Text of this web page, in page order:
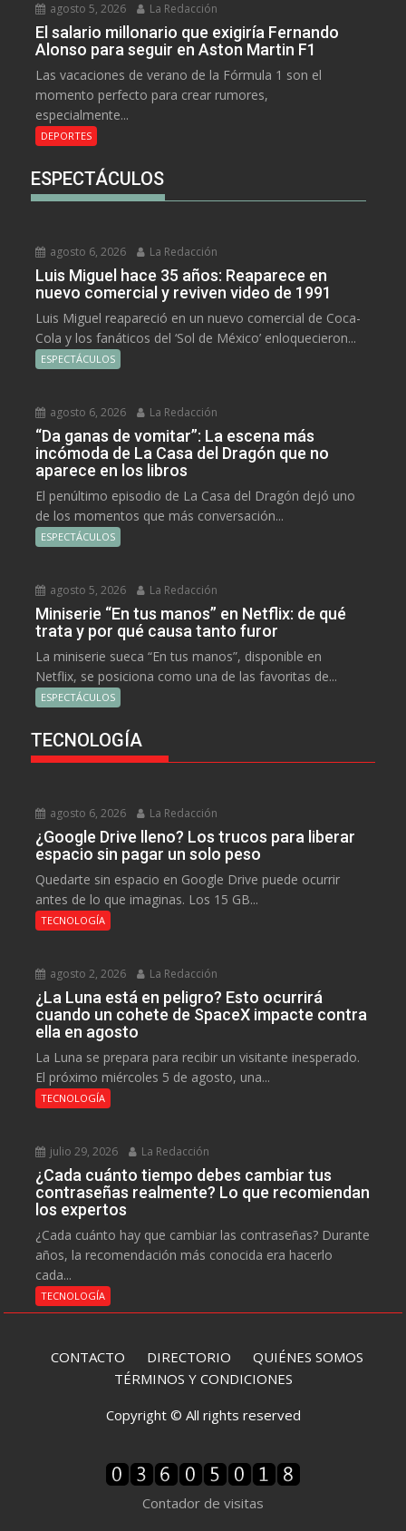
agosto 5, 2026 La Redacción
El salario millonario que exigiría Fernando
Alonso para seguir en Aston Martin F1
Las vacaciones de verano de la Fórmula 1 son el
momento perfecto para crear rumores,
especialmente...
DEPORTES
ESPECTÁCULOS
agosto 6, 2026 La Redacción
Luis Miguel hace 35 años: Reaparece en
nuevo comercial y reviven video de 1991
Luis Miguel reapareció en un nuevo comercial de Coca-
Cola y los fanáticos del ‘Sol de México’ enloquecieron...
ESPECTÁCULOS
agosto 6, 2026 La Redacción
“Da ganas de vomitar”: La escena más
incómoda de La Casa del Dragón que no
aparece en los libros
El penúltimo episodio de La Casa del Dragón dejó uno
de los momentos que más conversación...
ESPECTÁCULOS
agosto 5, 2026 La Redacción
Miniserie “En tus manos” en Netflix: de qué
trata y por qué causa tanto furor
La miniserie sueca “En tus manos”, disponible en
Netflix, se posiciona como una de las favoritas de...
ESPECTÁCULOS
TECNOLOGÍA
agosto 6, 2026 La Redacción
¿Google Drive lleno? Los trucos para liberar
espacio sin pagar un solo peso
Quedarte sin espacio en Google Drive puede ocurrir
antes de lo que imaginas. Los 15 GB...
TECNOLOGÍA
agosto 2, 2026 La Redacción
¿La Luna está en peligro? Esto ocurrirá
cuando un cohete de SpaceX impacte contra
ella en agosto
La Luna se prepara para recibir un visitante inesperado.
El próximo miércoles 5 de agosto, una...
TECNOLOGÍA
julio 29, 2026 La Redacción
¿Cada cuánto tiempo debes cambiar tus
contraseñas realmente? Lo que recomiendan
los expertos
¿Cada cuánto hay que cambiar las contraseñas? Durante
años, la recomendación más conocida era hacerlo
cada...
TECNOLOGÍA
CONTACTO DIRECTORIO QUIÉNES SOMOS
TÉRMINOS Y CONDICIONES
Copyright © All rights reserved
Contador de visitas